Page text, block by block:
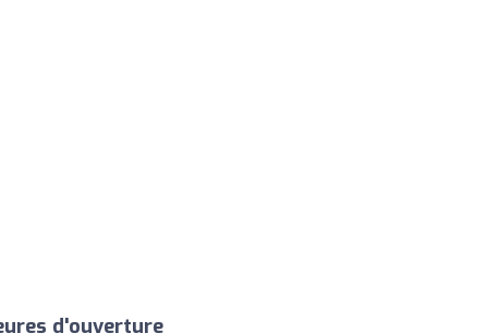
d'ouverture